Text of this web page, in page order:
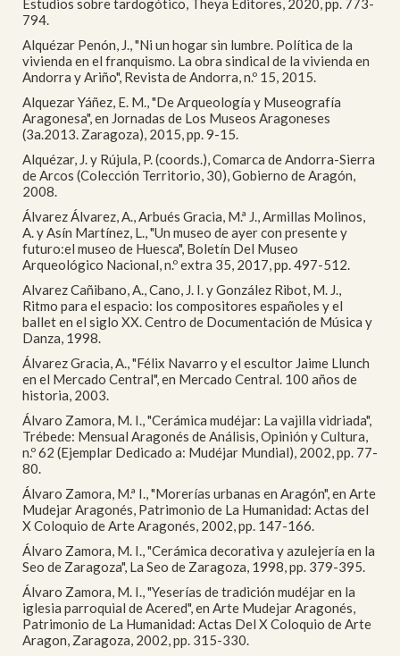
Estudios sobre tardogótico, Theya Editores, 2020, pp. 773-
794.
Alquézar Penón, J., "Ni un hogar sin lumbre. Política de la
vivienda en el franquismo. La obra sindical de la vivienda en
Andorra y Ariño", Revista de Andorra, n.º 15, 2015.
Alquezar Yáñez, E. M., "De Arqueología y Museografía
Aragonesa", en Jornadas de Los Museos Aragoneses
(3a.2013. Zaragoza), 2015, pp. 9-15.
Alquézar, J. y Rújula, P. (coords.), Comarca de Andorra-Sierra
de Arcos (Colección Territorio, 30), Gobierno de Aragón,
2008.
Álvarez Álvarez, A., Arbués Gracia, M.ª J., Armillas Molinos,
A. y Asín Martínez, L., "Un museo de ayer con presente y
futuro:el museo de Huesca", Boletín Del Museo
Arqueológico Nacional, n.º extra 35, 2017, pp. 497-512.
Alvarez Cañibano, A., Cano, J. I. y González Ribot, M. J.,
Ritmo para el espacio: los compositores españoles y el
ballet en el siglo XX. Centro de Documentación de Música y
Danza, 1998.
Álvarez Gracia, A., "Félix Navarro y el escultor Jaime Llunch
en el Mercado Central", en Mercado Central. 100 años de
historia, 2003.
Álvaro Zamora, M. I., "Cerámica mudéjar: La vajilla vidriada",
Trébede: Mensual Aragonés de Análisis, Opinión y Cultura,
n.º 62 (Ejemplar Dedicado a: Mudéjar Mundial), 2002, pp. 77-
80.
Álvaro Zamora, M.ª I., "Morerías urbanas en Aragón", en Arte
Mudejar Aragonés, Patrimonio de La Humanidad: Actas del
X Coloquio de Arte Aragonés, 2002, pp. 147-166.
Álvaro Zamora, M. I., "Cerámica decorativa y azulejería en la
Seo de Zaragoza", La Seo de Zaragoza, 1998, pp. 379-395.
Álvaro Zamora, M. I., "Yeserías de tradición mudéjar en la
iglesia parroquial de Acered", en Arte Mudejar Aragonés,
Patrimonio de La Humanidad: Actas Del X Coloquio de Arte
Aragon, Zaragoza, 2002, pp. 315-330.